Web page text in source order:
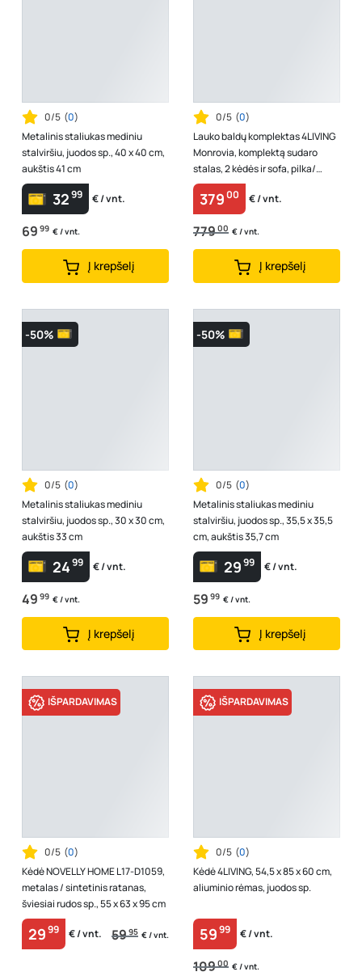
0/5 (0)
Metalinis staliukas mediniu
stalviršiu, juodos sp., 40 x 40 cm,
aukštis 41 cm
3299 € / vnt.
69 99 € / vnt.
Į krepšelį
0/5 (0)
Lauko baldų komplektas 4LIVING
Monrovia, komplektą sudaro
stalas, 2 kėdės ir sofa, pilka/
juoda sp.
37900 € / vnt.
77900 € / vnt.
Į krepšelį
-50%
0/5 (0)
Metalinis staliukas mediniu
stalviršiu, juodos sp., 30 x 30 cm,
aukštis 33 cm
2499 € / vnt.
49 99 € / vnt.
Į krepšelį
-50%
0/5 (0)
Metalinis staliukas mediniu
stalviršiu, juodos sp., 35,5 x 35,5
cm, aukštis 35,7 cm
2999 € / vnt.
59 99 € / vnt.
Į krepšelį
IŠPARDAVIMAS
0/5 (0)
Kėdė NOVELLY HOME L17-D1059,
metalas / sintetinis ratanas,
šviesiai rudos sp., 55 x 63 x 95 cm
2999 € / vnt. 5995 € / vnt.
IŠPARDAVIMAS
0/5 (0)
Kėdė 4LIVING, 54,5 x 85 x 60 cm,
aliuminio rėmas, juodos sp.
5999 € / vnt.
10900 € / vnt.